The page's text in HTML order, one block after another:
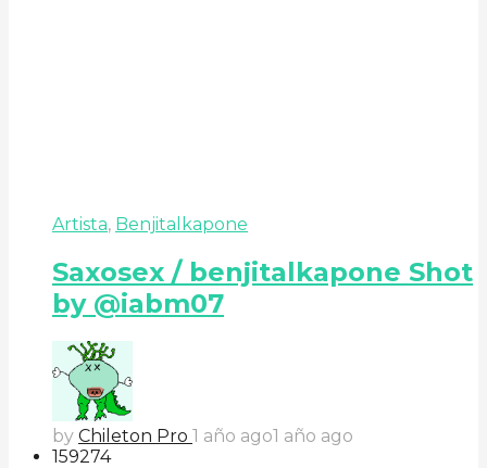
Artista, Benjitalkapone
Saxosex / benjitalkapone Shot
by @iabm07
by Chileton Pro 1 año ago1 año ago
159274